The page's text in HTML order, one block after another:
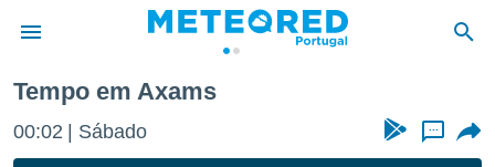
da
Tempo em Axams
00:02 Sábado ...